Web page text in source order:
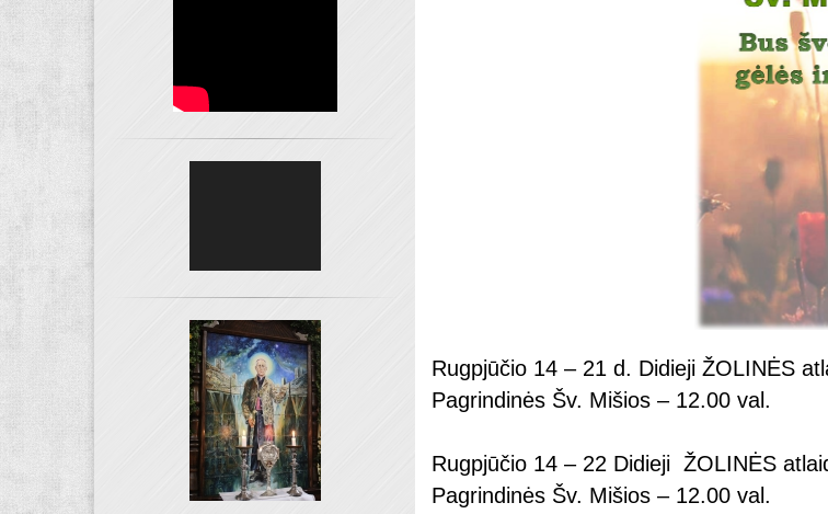
Rugpjūčio 14 – 21 d. Didieji ŽOLINĖS
Pagrindinės Šv. Mišios – 12.00 val.
Rugpjūčio 14 – 22 Didieji ŽOLINĖS
Pagrindinės Šv. Mišios – 12.00 val.